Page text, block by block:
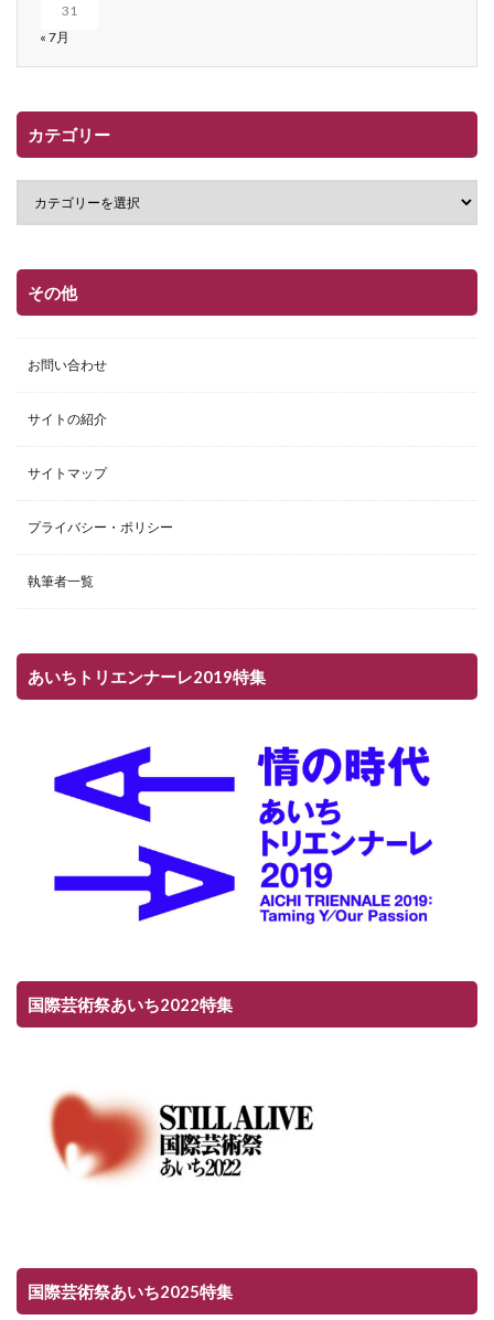
31
« 7月
カテゴリー
その他
お問い合わせ
サイトの紹介
サイトマップ
プライバシー・ポリシー
執筆者一覧
あいちトリエンナーレ2019特集
国際芸術祭あいち2022特集
国際芸術祭あいち2025特集